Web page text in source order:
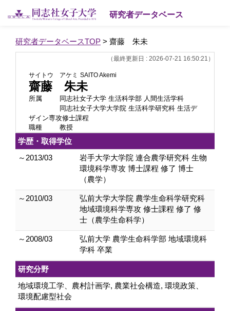
研究者データベース
研究者データベースTOP > 齋藤 朱未
（最終更新日 : 2026-07-21 16:50:21）
サイトウ アケミ SAITO Akemi
齋藤 朱未
所属
同志社女子大学 生活科学部 人間生活学科
同志社女子大学大学院 生活科学研究科 生活デ
ザイン専攻修士課程
職種
教授
学歴・取得学位
～2013/03
岩手大学大学院 連合農学研究科 生物
環境科学専攻 博士課程 修了 博士
（農学）
～2010/03
弘前大学大学院 農学生命科学研究科
地域環境科学専攻 修士課程 修了 修
士（農学生命科学）
～2008/03
弘前大学 農学生命科学部 地域環境科
学科 卒業
研究分野
地域環境工学、農村計画学, 農業社会構造, 環境政策、
環境配慮型社会